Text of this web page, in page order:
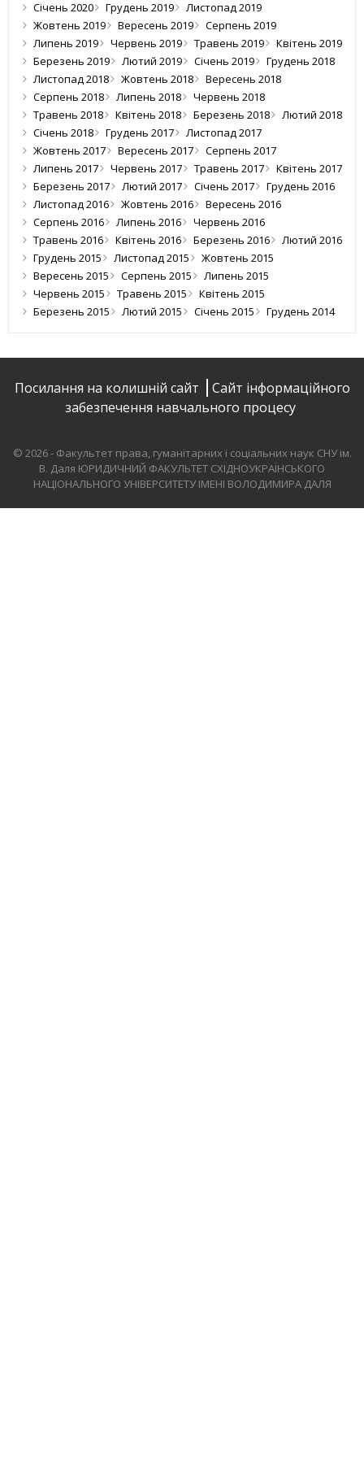
Січень 2020 Грудень 2019
Листопад 2019
Жовтень 2019
Вересень 2019
Серпень 2019
Липень 2019
Червень 2019 Травень 2019
Квітень 2019
Березень 2019
Лютий 2019 Січень 2019
Грудень 2018
Листопад 2018
Жовтень 2018
Вересень 2018
Серпень 2018
Липень 2018
Червень 2018
Травень 2018
Квітень 2018 Березень 2018
Лютий 2018
Січень 2018
Грудень 2017
Листопад 2017
Жовтень 2017
Вересень 2017
Серпень 2017
Липень 2017
Червень 2017 Травень 2017
Квітень 2017
Березень 2017
Лютий 2017 Січень 2017
Грудень 2016
Листопад 2016
Жовтень 2016
Вересень 2016
Серпень 2016
Липень 2016
Червень 2016
Травень 2016
Квітень 2016 Березень 2016
Лютий 2016
Грудень 2015
Листопад 2015
Жовтень 2015
Вересень 2015
Серпень 2015
Липень 2015
Червень 2015
Травень 2015
Квітень 2015
Березень 2015
Лютий 2015 Січень 2015 Грудень 2014
Посилання на колишній сайт
Сайт інформаційного
забезпечення навчального процесу
© 2026 - Факультет права, гуманітарних і соціальних наук СНУ ім.
В. Даля ЮРИДИЧНИЙ ФАКУЛЬТЕТ СХІДНОУКРАЇНСЬКОГО
НАЦІОНАЛЬНОГО УНІВЕРСИТЕТУ ІМЕНІ ВОЛОДИМИРА ДАЛЯ